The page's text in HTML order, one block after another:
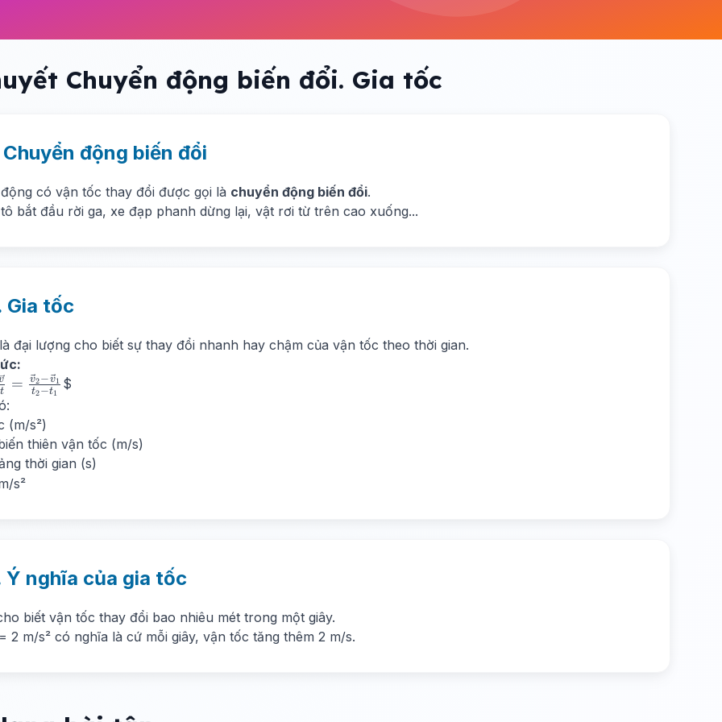
Chuyển động biến đổi. Gia tốc
Chuyển động biến đổi
có vận tốc thay đổi được gọi là chuyển động biến đổi.
bắt đầu rời ga, xe đạp phanh dừng lại, vật rơi từ trên cao xuống...
Gia tốc
là đại lượng cho biết sự thay đổi nhanh hay chậm của vận tốc theo thời gian.
=
t} =
t = t2−t1
v2−v1 $
(m/s²)
thiên vận tốc (m/s)
thời gian (s)
s²
Ý nghĩa của gia tốc
biết vận tốc thay đổi bao nhiêu mét trong một giây.
2 m/s² có nghĩa là cứ mỗi giây, vận tốc tăng thêm 2 m/s.